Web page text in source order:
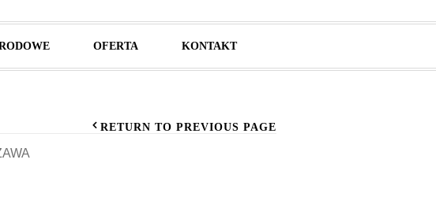
OFERTA KONTAKT
RETURN TO PREVIOUS PAGE